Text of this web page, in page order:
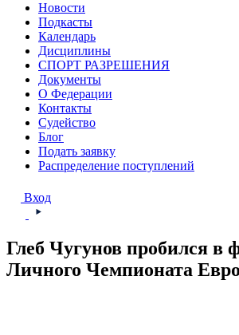
Новости
Подкасты
Календарь
Дисциплины
СПОРТ РАЗРЕШЕНИЯ
Документы
О Федерации
Контакты
Судейство
Блог
Подать заявку
Распределение поступлений
Вход
Глеб Чугунов пробился в
Личного Чемпионата